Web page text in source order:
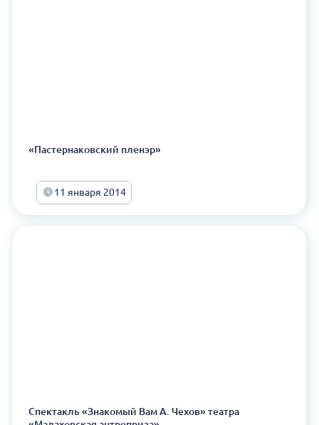
«Пастернаковский пленэр»
11 января 2014
Спектакль «Знакомый Вам А. Чехов» театра